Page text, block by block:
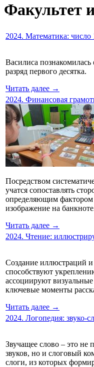
Факультет
2024. Математика: число
Василиса познакомилась
разряд первого десятка.
Читать далее →
2024. Финансовая
Посредством
учатся сопоставлять
определяющим фактором
изображение на
Читать далее →
2024. Чтение:
Создание иллюстраций
способствуют
ассоциируют
ключевые моменты
Читать далее →
2024. Логопедия: звуко-
Звучащее слово – это не
звуков, но и слоговый
слоги, из которых